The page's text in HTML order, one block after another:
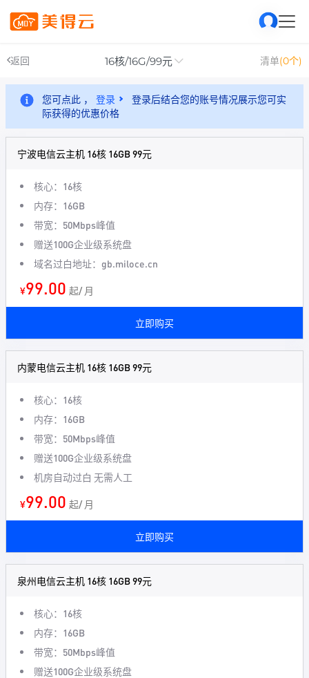
返回 16核/16G/99元 清单(0个)
您可点此 ， 登录
登录后结合您的账号情况展示您可实
际获得的优惠价格
宁波电信云主机 16核 16GB 99元
核心：16核
内存：16GB
带宽：50Mbps峰值
赠送100G企业级系统盘
域名过白地址：gb.miloce.cn
¥99.00 起/ 月
立即购买
内蒙电信云主机 16核 16GB 99元
核心：16核
内存：16GB
带宽：50Mbps峰值
赠送100G企业级系统盘
机房自动过白 无需人工
¥99.00 起/ 月
立即购买
泉州电信云主机 16核 16GB 99元
核心：16核
内存：16GB
带宽：50Mbps峰值
赠送100G企业级系统盘